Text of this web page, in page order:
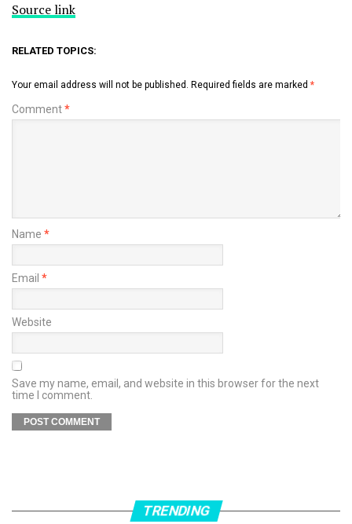
Source link
RELATED TOPICS:
Your email address will not be published. Required fields are marked *
Comment*
Name *
Email *
Website
Save my name, email, and website in this browser for the next
time I comment.
TRENDING